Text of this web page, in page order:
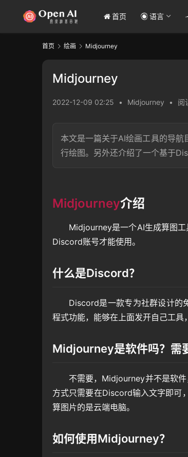
首页 语言
首页 绘画 Midjourney
Midjourney
2022-12-09 02:25 • Midjourney • 阅
本文是一篇关于AI绘画工具的导
行绘图。另外还介绍了一个基于
Midjourney介绍
Midjourney是一个AI生成算图
Discord账号才能使用。
什么是Discord？
Discord是一款专为社群设计的
程式功能，能够在上面发开自己工具
Midjourney是软件吗？需
不需要，Midjourney并不是软
方式只需要在Discord输入文字即可
算图片的是云端电脑。
如何使用Midjourney？